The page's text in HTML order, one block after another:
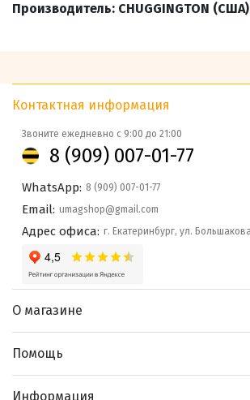
Производитель: CHUGGINGTON (США)
Контактная информация
Звоните ежедневно с 9:00 до 21:00
8 (909) 007-01-77
WhatsApp: 8 (909) 007-01-77
Email: umagshop@gmail.com
Адрес офиса: г. Екатеринбург, ул.
О магазине
Помощь
Информация